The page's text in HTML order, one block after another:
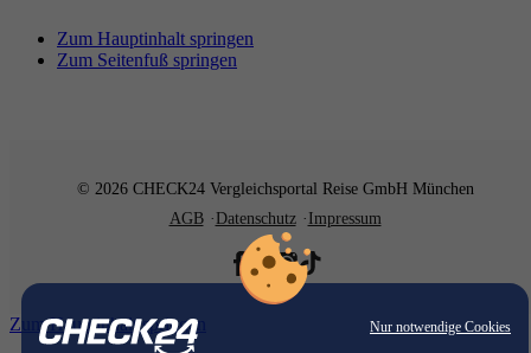
Nur notwendige Cookies
Zum Hauptinhalt springen
Zum Seitenfuß springen
© 2026 CHECK24 Vergleichsportal Reise GmbH München
AGB
Datenschutz Impressum
Zum Hauptinhalt springen